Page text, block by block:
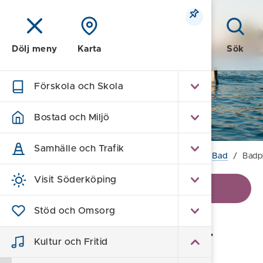
Meny Sök
Dölj meny Karta
Förskola och Skola
Bostad och Miljö
Samhälle och Trafik
Visit Söderköping
Stöd och Omsorg
Kultur och Fritid
Kultur och Fritid
Hem Bad /
Kommunala badplatser